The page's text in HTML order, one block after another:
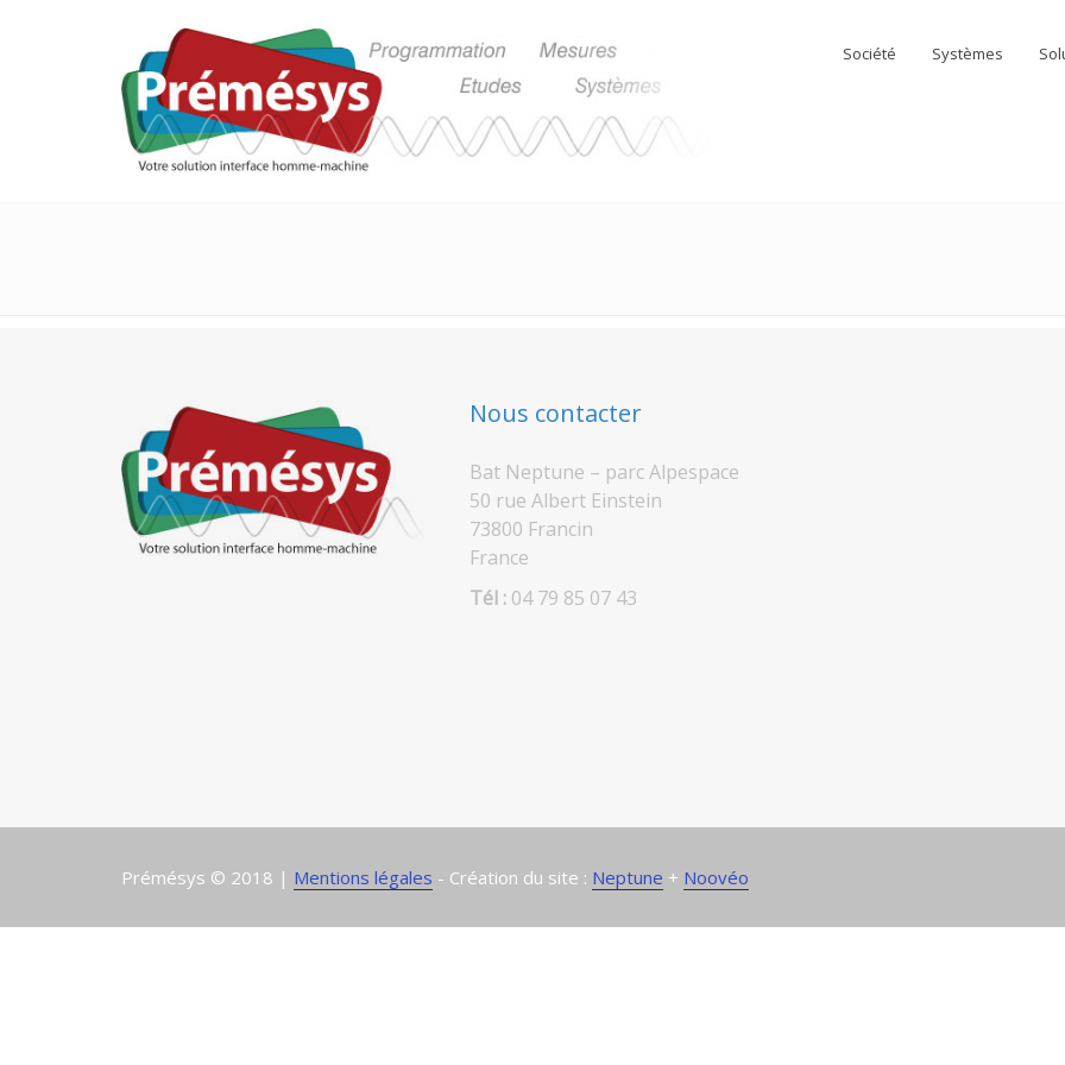
Société Systèmes
Nous contacter
Bat Neptune – parc Alpespace
50 rue Albert Einstein
73800 Francin
France
Tél :04 79 85 07 43
Prémésys © 2018 | Mentions légales - Création du site : Neptune + Noovéo